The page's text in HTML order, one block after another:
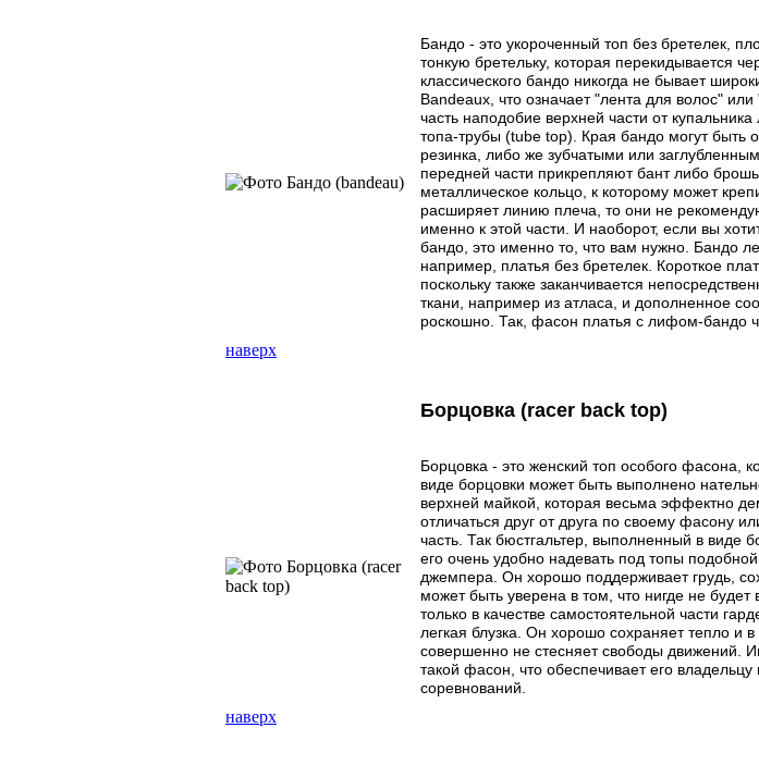
Бандо - это укороченный топ без бретелек,
тонкую бретельку, которая перекидывается
классического бандо никогда не бывает
Bandeaux, что означает "лента для волос"
часть наподобие верхней части от
топа-трубы (tube top). Края бандо могут
резинка, либо же зубчатыми или
передней части прикрепляют бант либо
металлическое кольцо, к которому может
расширяет линию плеча, то они не
именно к этой части. И наоборот, если вы
бандо, это именно то, что вам нужно. Бандо
например, платья без бретелек. Короткое
поскольку также заканчивается
ткани, например из атласа, и дополненное
роскошно. Так, фасон платья с лифом-бандо
наверх
Борцовка (racer back top)
Борцовка - это женский топ особого фасона,
виде борцовки может быть выполнено
верхней майкой, которая весьма эффектно
отличаться друг от друга по своему фасону
часть. Так бюстгальтер, выполненный в виде
его очень удобно надевать под топы
джемпера. Он хорошо поддерживает грудь,
может быть уверена в том, что нигде не
только в качестве самостоятельной части
легкая блузка. Он хорошо сохраняет тепло и
совершенно не стесняет свободы движений.
такой фасон, что обеспечивает его
соревнований.
наверх